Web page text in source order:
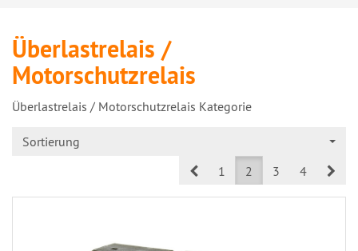
Überlastrelais /
Motorschutzrelais
Überlastrelais / Motorschutzrelais Kategorie
Sortierung
Prev1 2 3 4